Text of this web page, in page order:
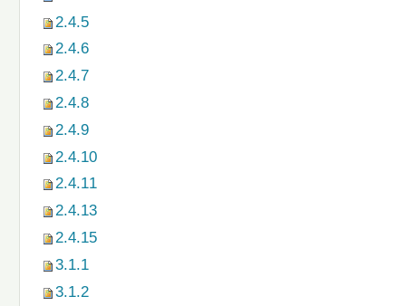
2.4.5
2.4.6
2.4.7
2.4.8
2.4.9
2.4.10
2.4.11
2.4.13
2.4.15
3.1.1
3.1.2